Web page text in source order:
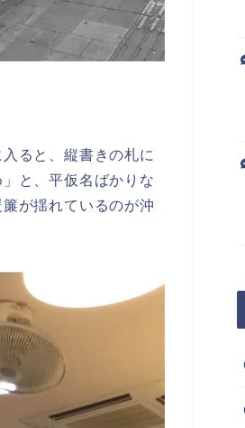
ると、縦書きの札に
と、平仮名ばかりな
が揺れているのが沖